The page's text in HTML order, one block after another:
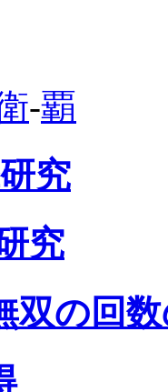
-覇
究
究
双の回